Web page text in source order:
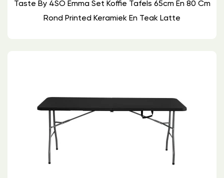
Taste By 4SO Emma Set Koffie Tafels 65cm En 80 Cm
Rond Printed Keramiek En Teak Latte